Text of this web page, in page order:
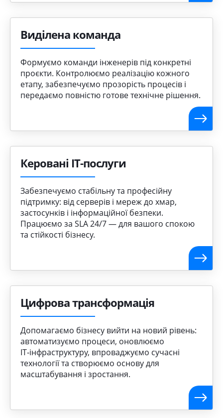
Виділена команда
Формуємо команди інженерів під конкретні
проєкти. Контролюємо реалізацію кожного
етапу, забезпечуємо прозорість процесів і
передаємо повністю готове технічне рішення.
Керовані ІТ-послуги
Забезпечуємо стабільну та професійну
підтримку: від серверів і мереж до хмар,
застосунків і інформаційної безпеки.
Працюємо за SLA 24/7 — для вашого спокою
та стійкості бізнесу.
Цифрова трансформація
Допомагаємо бізнесу вийти на новий рівень:
автоматизуємо процеси, оновлюємо
ІТ‑інфраструктуру, впроваджуємо сучасні
технології та створюємо основу для
масштабування і зростання.